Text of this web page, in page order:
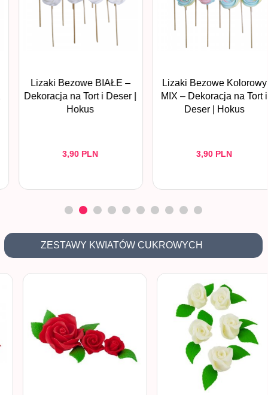
Lizaki Bezowe BIAŁE –
Dekoracja na Tort i Deser |
Hokus
90 PLN
Lizaki Bezowe Kolorowy
MIX – Dekoracja na Tort i
Deser | Hokus
90 PLN
ZESTAWY KWIATÓW CUKROWYCH